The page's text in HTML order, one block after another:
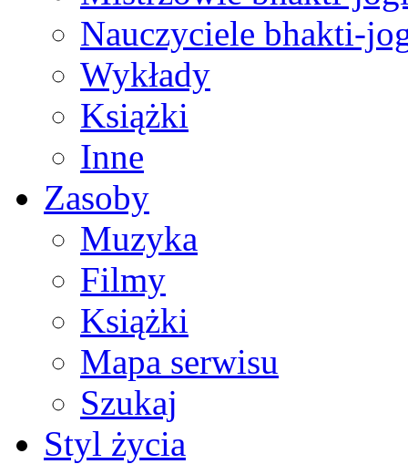
Nauczyciele bhakti-
Wykłady
Książki
Inne
Zasoby
Muzyka
Filmy
Książki
Mapa serwisu
Szukaj
Styl życia